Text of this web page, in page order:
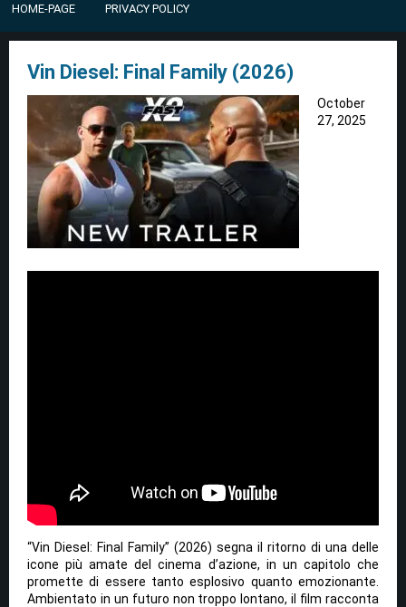
HOME-PAGE PRIVACY POLICY
Vin Diesel: Final Family (2026)
October
27, 2025
“Vin Diesel: Final Family” (2026) segna il ritorno di una delle
icone più amate del cinema d’azione, in un capitolo che
promette di essere tanto esplosivo quanto emozionante.
Ambientato in un futuro non troppo lontano, il film racconta